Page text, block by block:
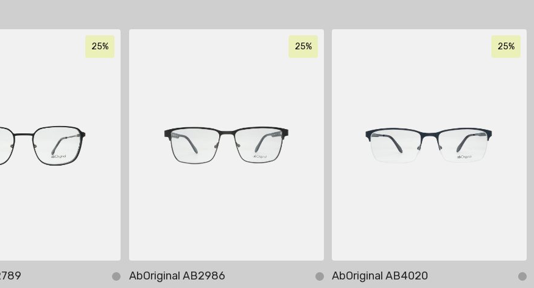
25% 25%
AbOriginal AB2986
25%
AbOriginal AB4020